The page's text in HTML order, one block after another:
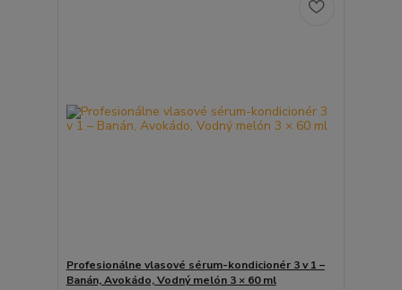
Profesionálne vlasové sérum-kondicionér 3 v 1 –
Banán, Avokádo, Vodný melón 3 × 60 ml